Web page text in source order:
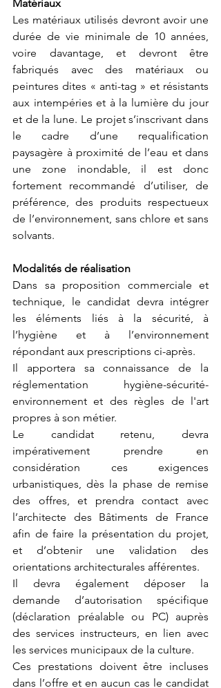
Matériaux
Les matériaux utilisés devront avoir une
durée de vie minimale de 10 années,
voire davantage, et devront être
fabriqués avec des matériaux ou
peintures dites « anti-tag » et résistants
aux intempéries et à la lumière du jour
et de la lune. Le projet s’inscrivant dans
le cadre d’une requalification
paysagère à proximité de l’eau et dans
une zone inondable, il est donc
fortement recommandé d’utiliser, de
préférence, des produits respectueux
de l’environnement, sans chlore et sans
solvants.
Modalités de réalisation
Dans sa proposition commerciale et
technique, le candidat devra intégrer
les éléments liés à la sécurité, à
l’hygiène et à l’environnement
répondant aux prescriptions ci-après.
Il apportera sa connaissance de la
réglementation hygiène-sécurité-
environnement et des règles de l'art
propres à son métier.
Le candidat retenu, devra
impérativement prendre en
considération ces exigences
urbanistiques, dès la phase de remise
des offres, et prendra contact avec
l’architecte des Bâtiments de France
afin de faire la présentation du projet,
et d’obtenir une validation des
orientations architecturales afférentes.
Il devra également déposer la
demande d’autorisation spécifique
(déclaration préalable ou PC) auprès
des services instructeurs, en lien avec
les services municipaux de la culture.
Ces prestations doivent être incluses
dans l’offre et en aucun cas le candidat